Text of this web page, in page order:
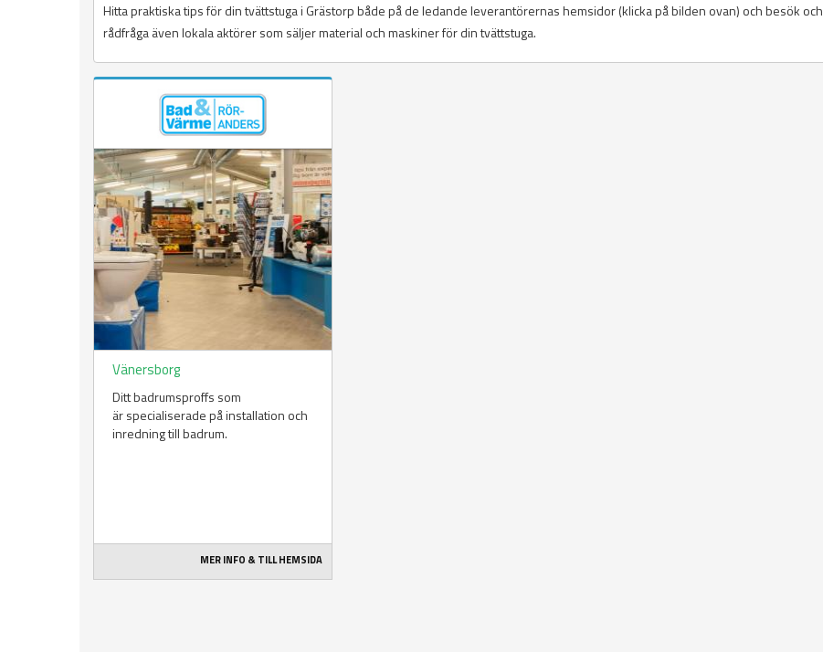
Hitta praktiska tips för din tvättstuga i Grästorp både på de ledande leverantörernas hemsidor (klicka på bilden ovan) och besök och
rådfråga även lokala aktörer som säljer material och maskiner för din tvättstuga.
Vänersborg
Ditt badrumsproffs som
är specialiserade på installation och
inredning till badrum.
MER INFO & TILL HEMSIDA